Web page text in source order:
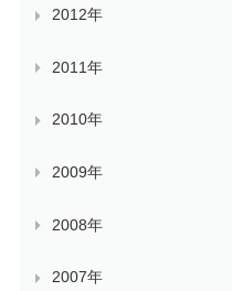
2012年
2011年
2010年
2009年
2008年
2007年